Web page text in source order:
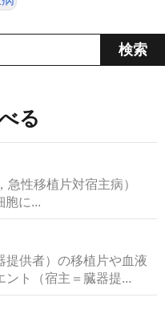
る
急性移植片対宿主病）
に...
提供者）の移植片や血液
ト（宿主＝臓器提...